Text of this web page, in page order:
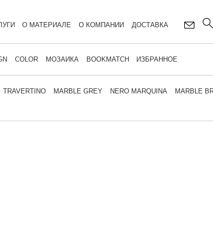
TRAVERTINO MARBLE GREY NERO MARQUINA MARBLE
COLOR МОЗАИКА BOOKMATCH ИЗБРАННОЕ
О МАТЕРИАЛЕ О КОМПАНИИ ДОСТАВКА